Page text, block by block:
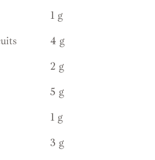
1 g
4 g
2 g
5 g
1 g
3 g